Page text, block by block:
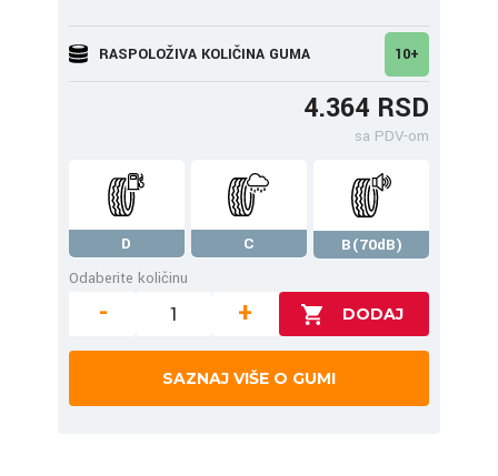
RASPOLOŽIVA KOLIČINA GUMA 10+
4.364 RSD
sa PDV-om
D C
B(70dB)
Odaberite količinu
- +
SAZNAJ VIŠE O GUMI